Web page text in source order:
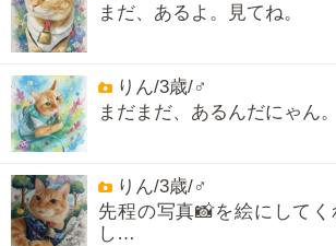
まだ、あるよ。見てね。
りん/3歳/♂
まだまだ、あるんだにゃん。
りん/3歳/♂
先程の写真📸を絵にして
し…